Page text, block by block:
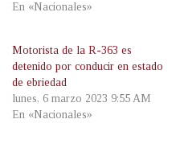
En «Nacionales»
Motorista de la R-363 es
detenido por conducir en estado
de ebriedad
lunes, 6 marzo 2023 9:55 AM
En «Nacionales»